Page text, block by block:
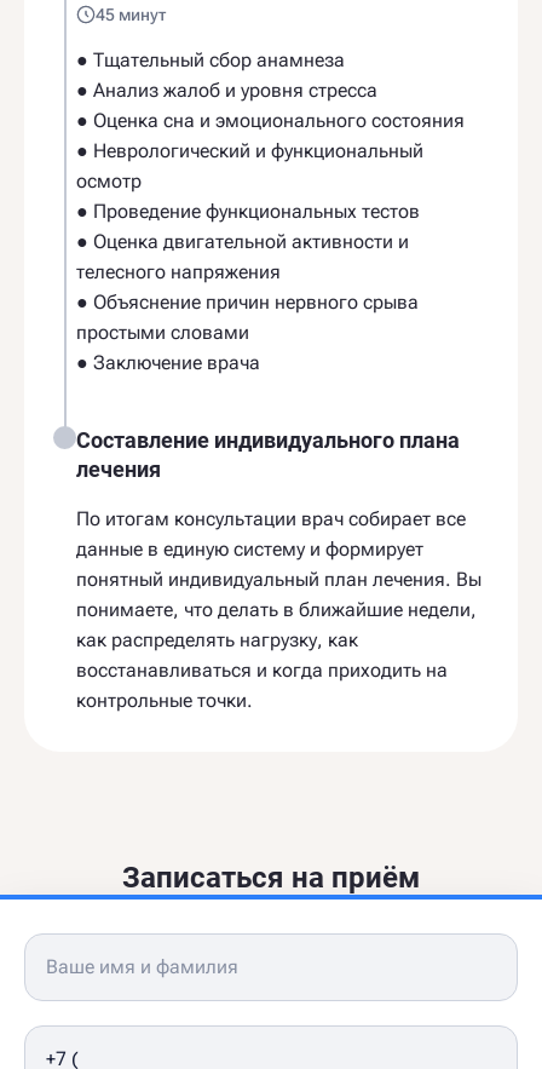
45 минут
● Тщательный сбор анамнеза
● Анализ жалоб и уровня стресса
● Оценка сна и эмоционального состояния
● Неврологический и функциональный
осмотр
● Проведение функциональных тестов
● Оценка двигательной активности и
телесного напряжения
● Объяснение причин нервного срыва
простыми словами
● Заключение врача
Составление индивидуального плана
лечения
По итогам консультации врач собирает все
данные в единую систему и формирует
понятный индивидуальный план лечения. Вы
понимаете, что делать в ближайшие недели,
как распределять нагрузку, как
восстанавливаться и когда приходить на
контрольные точки.
Записаться на приём